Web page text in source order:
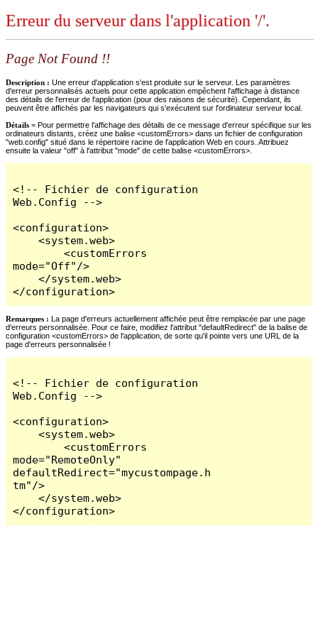
Erreur du serveur dans l'application '/'.
Page Not Found !!
Description : Une erreur d'application s'est produite sur le serveur. Les paramètres
d'erreur personnalisés actuels pour cette application empêchent l'affichage à distance
des détails de l'erreur de l'application (pour des raisons de sécurité). Cependant, ils
peuvent être affichés par les navigateurs qui s'exécutent sur l'ordinateur serveur local.
Détails = Pour permettre l'affichage des détails de ce message d'erreur spécifique sur les
ordinateurs distants, créez une balise <customErrors> dans un fichier de configuration
"web.config" situé dans le répertoire racine de l'application Web en cours. Attribuez
ensuite la valeur "off" à l'attribut "mode" de cette balise <customErrors>.
<!-- Fichier de configuration
Web.Config -->
<configuration>
    <system.web>
        <customErrors
mode="Off"/>
    </system.web>
</configuration>
Remarques : La page d'erreurs actuellement affichée peut être remplacée par une page
d'erreurs personnalisée. Pour ce faire, modifiez l'attribut "defaultRedirect" de la balise de
configuration <customErrors> de l'application, de sorte qu'il pointe vers une URL de la
page d'erreurs personnalisée !
<!-- Fichier de configuration
Web.Config -->
<configuration>
    <system.web>
        <customErrors
mode="RemoteOnly"
defaultRedirect="mycustompage.h
tm"/>
    </system.web>
</configuration>